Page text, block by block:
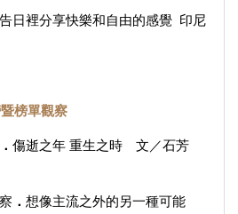
日裡分享快樂和自由的感覺 印尼
榜單觀察
．傷逝之年 重生之時 文／石芳
．想像主流之外的另一種可能